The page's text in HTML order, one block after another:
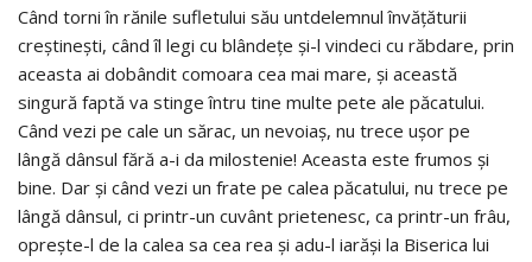
Când torni în rănile sufletului său untdelemnul învăţăturii
creştineşti, când îl legi cu blândeţe şi-l vindeci cu răbdare, prin
aceasta ai dobândit comoara cea mai mare, şi această
singură faptă va stinge întru tine multe pete ale păcatului.
Când vezi pe cale un sărac, un nevoiaş, nu trece uşor pe
lângă dânsul fără a-i da milostenie! Aceasta este frumos şi
bine. Dar şi când vezi un frate pe calea păcatului, nu trece pe
lângă dânsul, ci printr-un cuvânt prietenesc, ca printr-un frâu,
opreşte-l de la calea sa cea rea şi adu-l iarăşi la Biserica lui